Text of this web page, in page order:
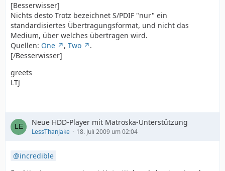
[Besserwisser]
Nichts desto Trotz bezeichnet S/PDIF "nur" ein
standardisiertes Übertragungsformat, und nicht das
Medium, über welches übertragen wird.
Quellen: One , Two
.
[/Besserwisser]
greets
LTJ
Neue HDD-Player mit Matroska-Unterstützung
LessThanJake 18. Juli 2009 um 02:04
incredible